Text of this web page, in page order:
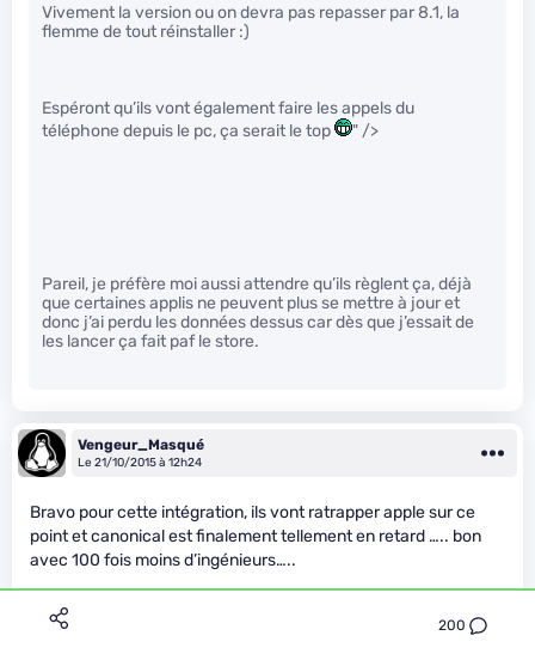
200
Vivement la version ou on devra pas repasser par 8.1, la
flemme de tout réinstaller :)
Espéront qu’ils vont également faire les appels du
téléphone depuis le pc, ça serait le top
" />
Pareil, je préfère moi aussi attendre qu’ils règlent ça, déjà
que certaines applis ne peuvent plus se mettre à jour et
donc j’ai perdu les données dessus car dès que j’essait de
les lancer ça fait paf le store.
Vengeur_Masqué
Le 21/10/2015 à 12h24
Bravo pour cette intégration, ils vont ratrapper apple sur ce
point et canonical est finalement tellement en retard ….. bon
avec 100 fois moins d’ingénieurs…..